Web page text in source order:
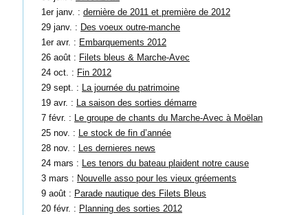
1er janv. : dernière de 2011 et première de 2012
29 janv. : Des voeux outre-manche
1er avr. : Embarquements 2012
26 août : Filets bleus & Marche-Avec
24 oct. : Fin 2012
29 sept. : La journée du patrimoine
19 avr. : La saison des sorties démarre
7 févr. : Le groupe de chants du Marche-Avec à Moëlan
25 nov. : Le stock de fin d’année
28 nov. : Les dernieres news
24 mars : Les tenors du bateau plaident notre cause
3 mars : Nouvelle asso pour les vieux gréements
9 août : Parade nautique des Filets Bleus
20 févr. : Planning des sorties 2012